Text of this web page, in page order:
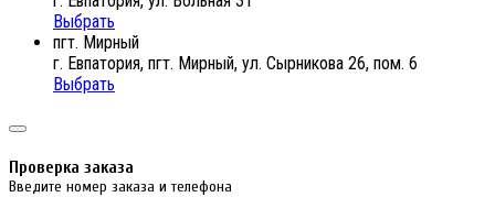
Выбрать
пгт. Мирный
г. Евпатория, пгт. Мирный, ул. Сырникова 26, пом. 6
Выбрать
Проверка заказа
Введите номер заказа и телефона